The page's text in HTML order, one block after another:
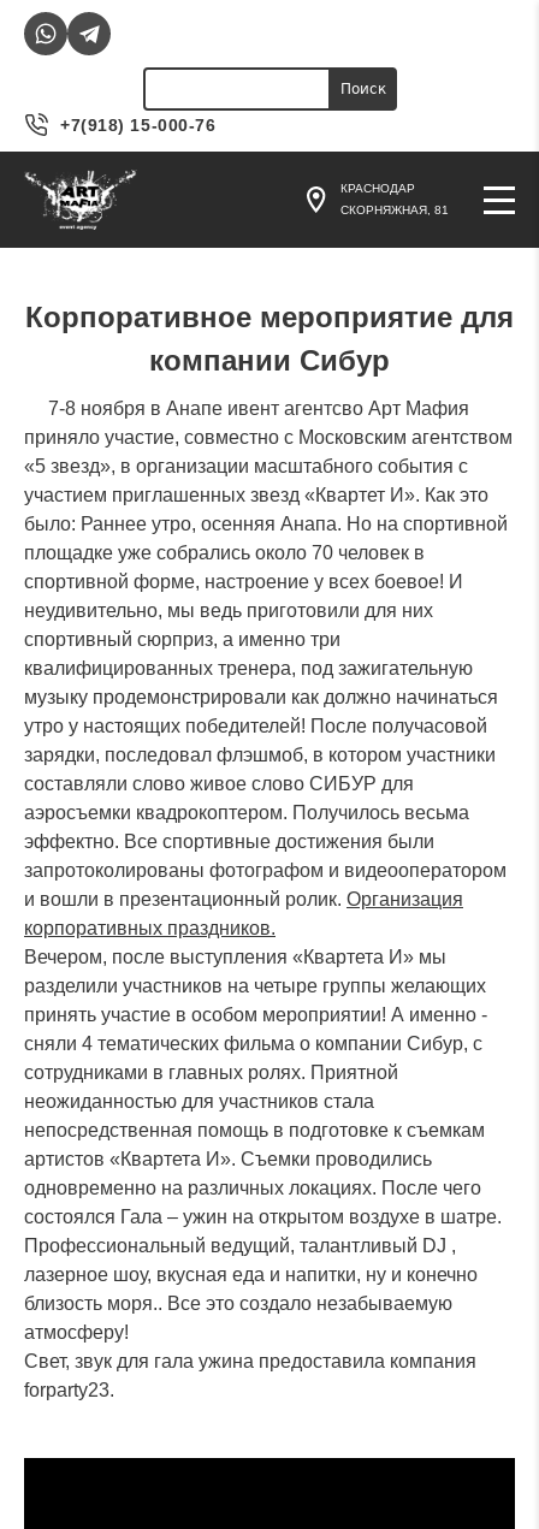
Форма поиска
+7(918) 15-000-76
КРАСНОДАР
СКОРНЯЖНАЯ, 81
Корпоративное мероприятие для
компании Сибур
7-8 ноября в Анапе ивент агентсво Арт Мафия
приняло участие, совместно с Московским агентством
«5 звезд», в организации масштабного события с
участием приглашенных звезд «Квартет И». Как это
было: Раннее утро, осенняя Анапа. Но на спортивной
площадке уже собрались около 70 человек в
спортивной форме, настроение у всех боевое! И
неудивительно, мы ведь приготовили для них
спортивный сюрприз, а именно три
квалифицированных тренера, под зажигательную
музыку продемонстрировали как должно начинаться
утро у настоящих победителей! После получасовой
зарядки, последовал флэшмоб, в котором участники
составляли слово живое слово СИБУР для
аэросъемки квадрокоптером. Получилось весьма
эффектно. Все спортивные достижения были
запротоколированы фотографом и видеооператором
и вошли в презентационный ролик. Организация
корпоративных праздников.
Вечером, после выступления «Квартета И» мы
разделили участников на четыре группы желающих
принять участие в особом мероприятии! А именно -
сняли 4 тематических фильма о компании Сибур, с
сотрудниками в главных ролях. Приятной
неожиданностью для участников стала
непосредственная помощь в подготовке к съемкам
артистов «Квартета И». Съемки проводились
одновременно на различных локациях. После чего
состоялся Гала – ужин на открытом воздухе в шатре.
Профессиональный ведущий, талантливый DJ ,
лазерное шоу, вкусная еда и напитки, ну и конечно
близость моря.. Все это создало незабываемую
атмосферу!
Свет, звук для гала ужина предоставила компания
forparty23.